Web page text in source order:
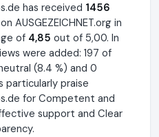
has received 1456
AUSGEZEICHNET.org in
of 4,85 out of 5,00. In
were added: 197 of
(8.4 %) and 0
particularly praise
for Competent and
support and Clear